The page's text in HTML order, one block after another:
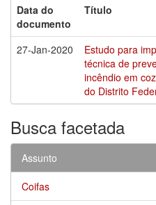
Data do
documento
Título
27-Jan-2020
Estudo para
técnica de
incêndio em
do Distrito
Busca facetada
Assunto
Coifas